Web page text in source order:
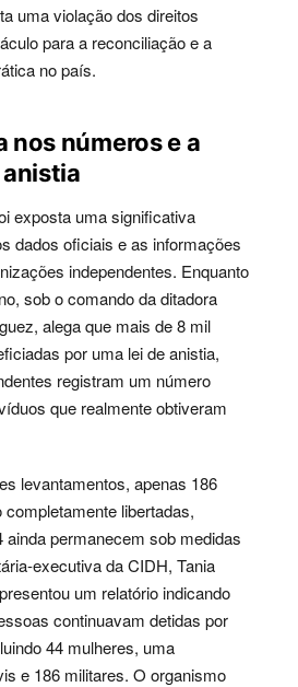
uma violação dos direitos
para a reconciliação e a
no país.
nos números e a
exposta uma significativa
dados oficiais e as informações
independentes. Enquanto
sob o comando da ditadora
alega que mais de 8 mil
por uma lei de anistia,
registram um número
que realmente obtiveram
levantamentos, apenas 186
libertadas,
ainda permanecem sob medidas
executiva da CIDH, Tania
um relatório indicando
continuavam detidas por
44 mulheres, uma
e 186 militares. O organismo